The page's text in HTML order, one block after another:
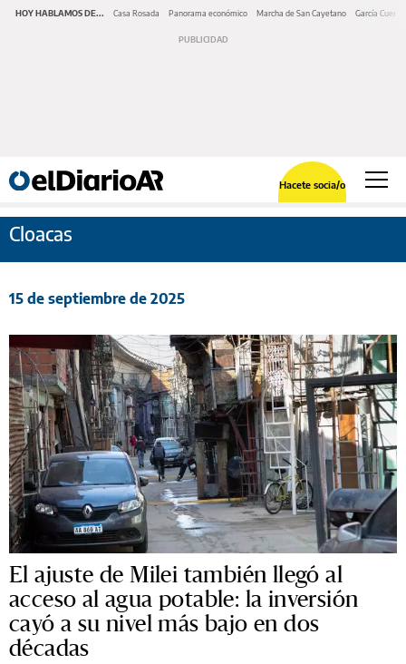
HOY HABLAMOS DE... Casa Rosada Panorama económico Marcha de San Cayetano García Cuerva
Hacete socia/o
Cloacas
15 de septiembre de 2025
El ajuste de Milei también llegó al
acceso al agua potable: la inversión
cayó a su nivel más bajo en dos
décadas